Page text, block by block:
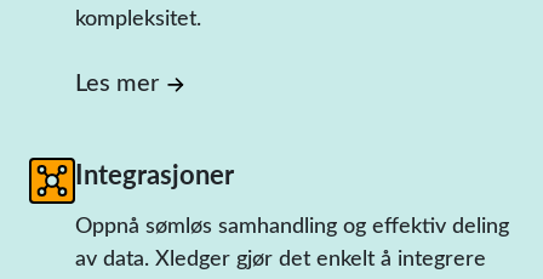
kompleksitet.
Les mer
Integrasjoner
Oppnå sømløs samhandling og effektiv deling
av data. Xledger gjør det enkelt å integrere